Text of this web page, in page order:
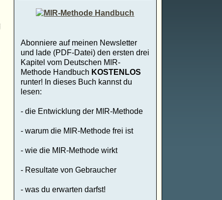
Abonniere auf meinen Newsletter
und lade (PDF-Datei) den ersten drei
Kapitel vom Deutschen MIR-
Methode Handbuch KOSTENLOS
runter! In dieses Buch kannst du
lesen:
- die Entwicklung der MIR-Methode
- warum die MIR-Methode frei ist
- wie die MIR-Methode wirkt
- Resultate von Gebraucher
- was du erwarten darfst!